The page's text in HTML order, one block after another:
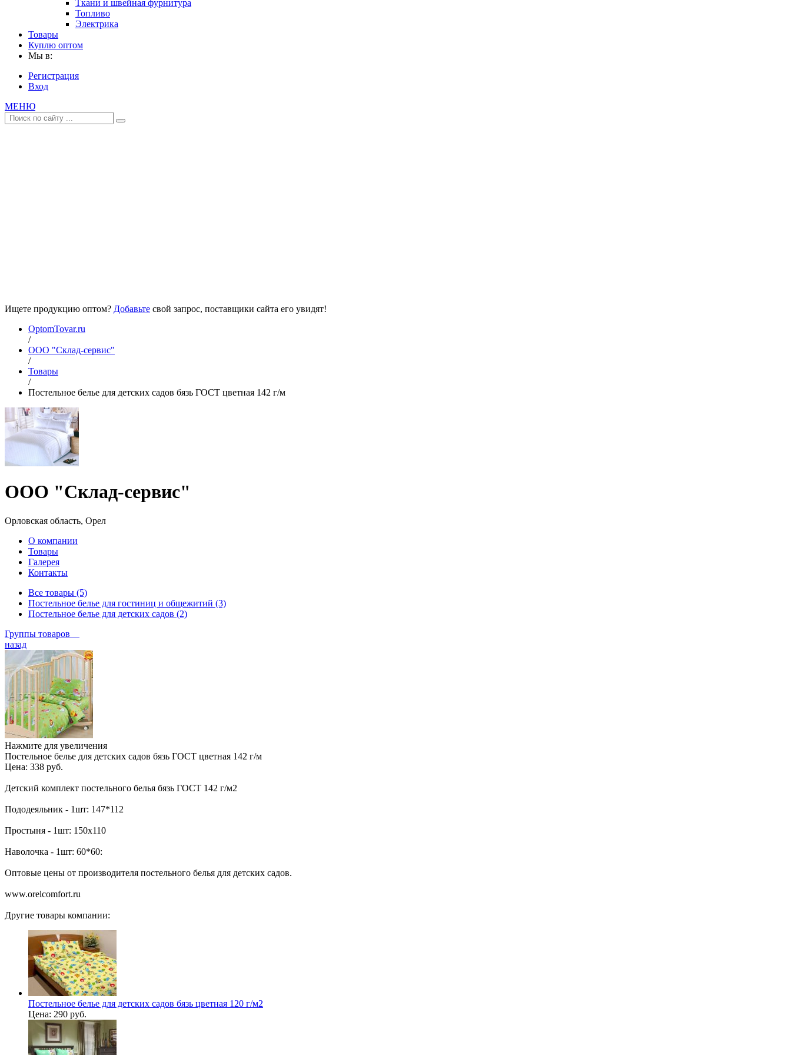
Ткани и швейная фурнитура
Топливо
Электрика
Товары
Куплю оптом
Мы в:
Регистрация
Вход
МЕНЮ
Ищете продукцию оптом? Добавьте свой запрос, поставщики сайта его увидят!
OptomTovar.ru
/
ООО "Склад-сервис"
/
Товары
/
Постельное белье для детских садов бязь ГОСТ цветная 142 г/м
ООО "Склад-сервис"
Орловская область, Орел
О компании
Товары
Галерея
Контакты
Все товары (5)
Постельное белье для гостиниц и общежитий (3)
Постельное белье для детских садов (2)
Группы товаров
назад
Нажмите для увеличения
Постельное белье для детских садов бязь ГОСТ цветная 142 г/м
Цена: 338 руб.
Детский комплект постельного белья бязь ГОСТ 142 г/м2
Пододеяльник - 1шт: 147*112
Простыня - 1шт: 150х110
Наволочка - 1шт: 60*60:
Оптовые цены от производителя постельного белья для детских садов.
www.orelcomfort.ru
Другие товары компании:
Постельное белье для детских садов бязь цветная 120 г/м2
Цена: 290 руб.